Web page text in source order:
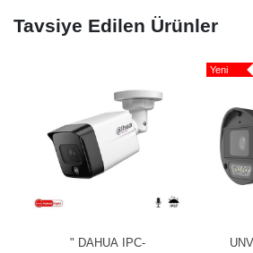
Tavsiye Edilen Ürünler
UNV IPC2122LB-AF28K-